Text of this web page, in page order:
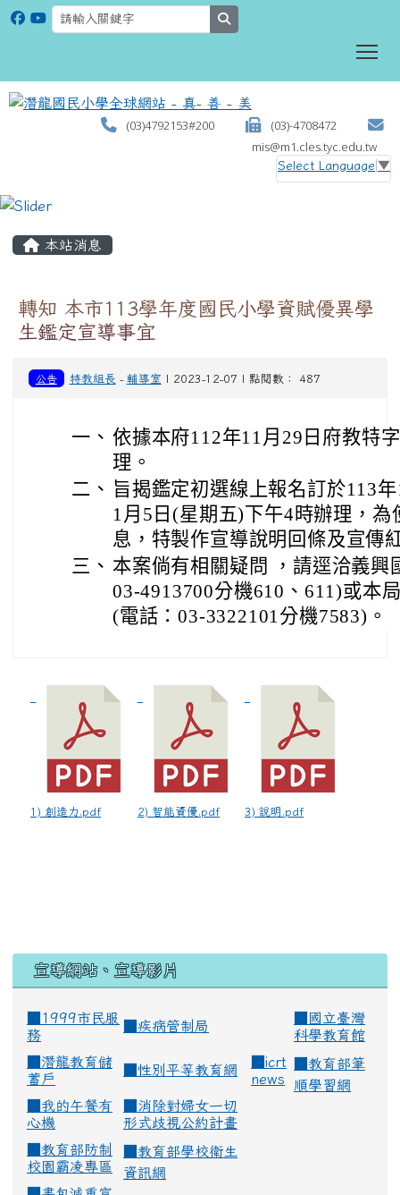
(03)4792153#200
(03)-4708472
mis@m1.cles.tyc.edu.tw
Select Language ▼
本站消息
轉知 本市113學年度國民小學資賦優異學
生鑑定宣導事宜
公告 特教組長 - 輔導室 | 2023-12-07 | 點閱數： 487
一、 依據本府112年11月29日府教特
理。
二、 旨揭鑑定初選線上報名訂於113
1月5日(星期五)下午4時辦理，
息，特製作宣導說明回條及宣傳
三、 本案倘有相關疑問 ，請逕洽義興
03-4913700分機610、611)或本
(電話：03-3322101分機7583)。
1) 創造力.pdf 2) 智能資優.pdf 3) 說明.pdf
宣導網站、宣導影片
■1999市民服
務
疾病管制局
國立臺灣
科學教育館
潛龍教育儲
蓄戶
性別平等教育網
icrt
news
教育部筆
順學習網
我的午餐有
心機
消除對婦女一切
形式歧視公約計畫
教育部防制
校園霸凌專區
教育部學校衛生
資訊網